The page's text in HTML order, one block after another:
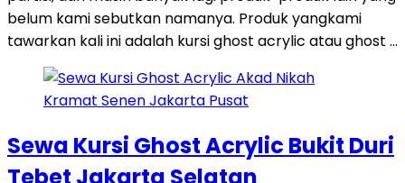
belum kami sebutkan namanya. Produk yangkami
tawarkan kali ini adalah kursi ghost acrylic atau ghost …
Sewa Kursi Ghost Acrylic Bukit Duri